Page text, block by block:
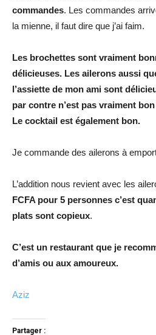
commandes. Les commandes
la mienne, il faut dire que j’ai faim.
Les brochettes sont vraiment
délicieuses. Les ailerons aussi
l’assiette de mon ami sont
par contre n’est pas vraiment
Le cocktail est également bon.
Je commande des ailerons à
L’addition nous revient avec les
FCFA pour 5 personnes c’est
plats sont copieux.
C’est un restaurant que je
d’amis ou aux amoureux.
Aziz
Partager :